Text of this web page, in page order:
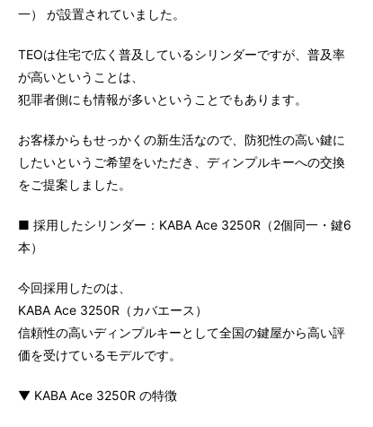
一） が設置されていました。
TEOは住宅で広く普及しているシリンダーですが、普及率
が高いということは、
犯罪者側にも情報が多いということでもあります。
お客様からもせっかくの新生活なので、防犯性の高い鍵に
したいというご希望をいただき、ディンプルキーへの交換
をご提案しました。
■ 採用したシリンダー：KABA Ace 3250R（2個同一・鍵6
本）
今回採用したのは、
KABA Ace 3250R（カバエース）
信頼性の高いディンプルキーとして全国の鍵屋から高い評
価を受けているモデルです。
▼ KABA Ace 3250R の特徴